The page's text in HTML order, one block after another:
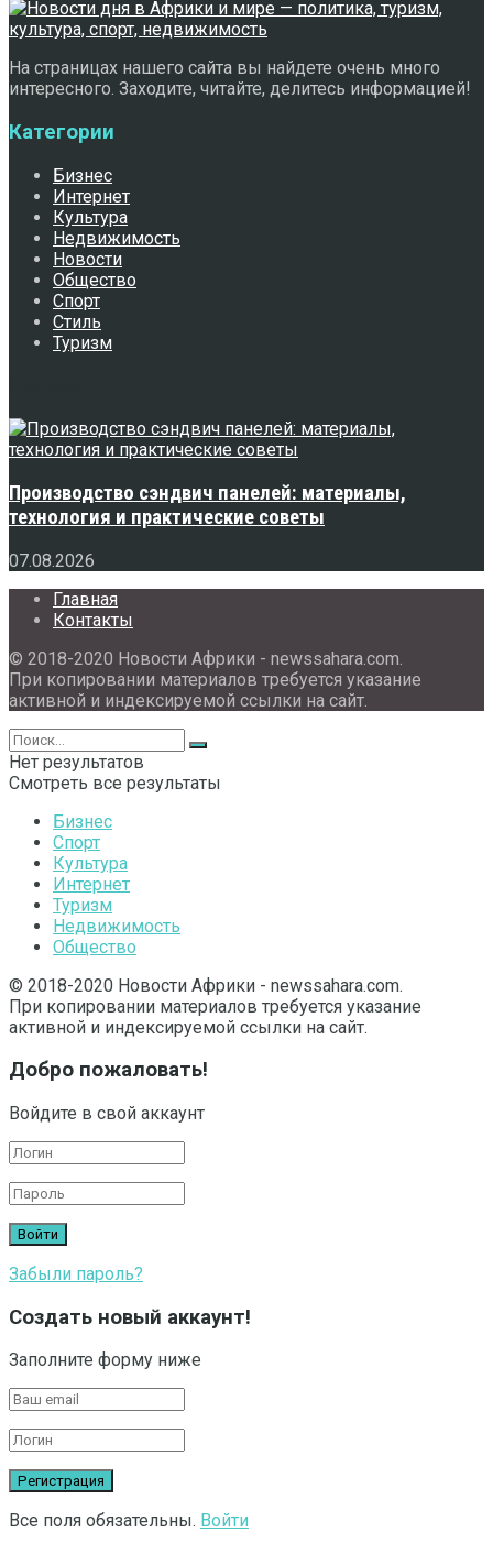
На страницах нашего сайта вы найдете очень много
интересного. Заходите, читайте, делитесь информацией!
Категории
Бизнес
Интернет
Культура
Недвижимость
Новости
Общество
Спорт
Стиль
Туризм
Производство сэндвич панелей: материалы,
технология и практические советы
07.08.2026
Главная
Контакты
© 2018-2020 Новости Африки - newssahara.com.
При копировании материалов требуется указание
активной и индексируемой ссылки на сайт.
Нет результатов
Смотреть все результаты
Бизнес
Спорт
Культура
Интернет
Туризм
Недвижимость
Общество
© 2018-2020 Новости Африки - newssahara.com.
При копировании материалов требуется указание
активной и индексируемой ссылки на сайт.
Добро пожаловать!
Войдите в свой аккаунт
Забыли пароль?
Создать новый аккаунт!
Заполните форму ниже
Все поля обязательны. Войти